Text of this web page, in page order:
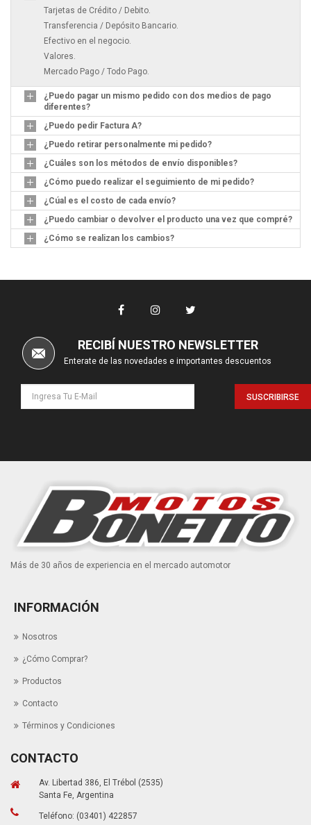
Tarjetas de Crédito / Debito.
Transferencia / Depósito Bancario.
Efectivo en el negocio.
Valores.
Mercado Pago / Todo Pago.
¿Puedo pagar un mismo pedido con dos medios de pago
diferentes?
¿Puedo pedir Factura A?
¿Puedo retirar personalmente mi pedido?
¿Cuáles son los métodos de envío disponibles?
¿Cómo puedo realizar el seguimiento de mi pedido?
¿Cúal es el costo de cada envío?
¿Puedo cambiar o devolver el producto una vez que compré?
¿Cómo se realizan los cambios?
RECIBÍ NUESTRO NEWSLETTER
Enterate de las novedades e importantes descuentos
SUSCRIBIRSE
Más de 30 años de experiencia en el mercado automotor
INFORMACIÓN
Nosotros
¿Cómo Comprar?
Productos
Contacto
Términos y Condiciones
CONTACTO
Av. Libertad 386, El Trébol (2535)
Santa Fe, Argentina
Teléfono: (03401) 422857